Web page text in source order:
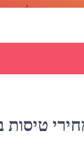
מומלץ
טיסות